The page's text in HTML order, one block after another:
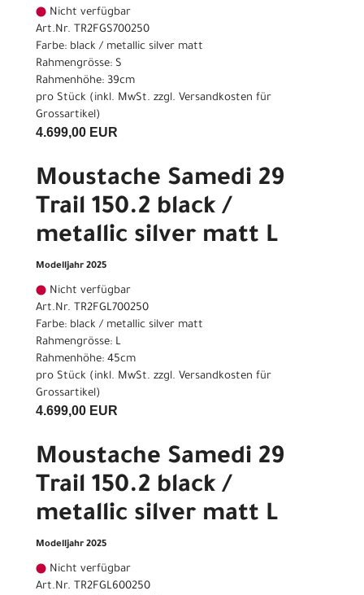
Nicht verfügbar
Art.Nr. TR2FGS700250
Farbe: black / metallic silver matt
Rahmengrösse: S
Rahmenhöhe: 39cm
pro Stück (inkl. MwSt. zzgl. Versandkosten für
Grossartikel)
4.699,00 EUR
Moustache Samedi 29
Trail 150.2 black /
metallic silver matt L
Modelljahr 2025
Nicht verfügbar
Art.Nr. TR2FGL700250
Farbe: black / metallic silver matt
Rahmengrösse: L
Rahmenhöhe: 45cm
pro Stück (inkl. MwSt. zzgl. Versandkosten für
Grossartikel)
4.699,00 EUR
Moustache Samedi 29
Trail 150.2 black /
metallic silver matt L
Modelljahr 2025
Nicht verfügbar
Art.Nr. TR2FGL600250